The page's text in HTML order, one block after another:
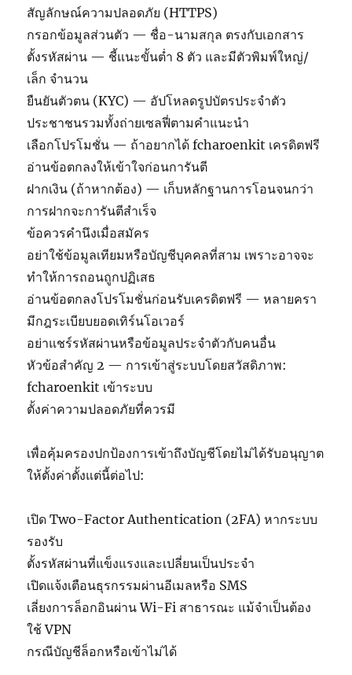
สัญลักษณ์ความปลอดภัย (HTTPS)
กรอกข้อมูลส่วนตัว — ชื่อ-นามสกุล ตรงกับเอกสาร
ตั้งรหัสผ่าน — ชี้แนะขั้นต่ำ 8 ตัว และมีตัวพิมพ์ใหญ่/
เล็ก จำนวน
ยืนยันตัวตน (KYC) — อัปโหลดรูปบัตรประจำตัว
ประชาชนรวมทั้งถ่ายเซลฟี่ตามคำแนะนำ
เลือกโปรโมชั่น — ถ้าอยากได้ fcharoenkit เครดิตฟรี
อ่านข้อตกลงให้เข้าใจก่อนการันตี
ฝากเงิน (ถ้าหากต้อง) — เก็บหลักฐานการโอนจนกว่า
การฝากจะการันตีสำเร็จ
ข้อควรคำนึงเมื่อสมัคร
อย่าใช้ข้อมูลเทียมหรือบัญชีบุคคลที่สาม เพราะอาจจะ
ทำให้การถอนถูกปฏิเสธ
อ่านข้อตกลงโปรโมชั่นก่อนรับเครดิตฟรี — หลายครา
มีกฎระเบียบยอดเทิร์นโอเวอร์
อย่าแชร์รหัสผ่านหรือข้อมูลประจำตัวกับคนอื่น
หัวข้อสำคัญ 2 — การเข้าสู่ระบบโดยสวัสดิภาพ:
fcharoenkit เข้าระบบ
ตั้งค่าความปลอดภัยที่ควรมี
เพื่อคุ้มครองปกป้องการเข้าถึงบัญชีโดยไม่ได้รับอนุญาต
ให้ตั้งค่าตั้งแต่นี้ต่อไป:
เปิด Two-Factor Authentication (2FA) หากระบบ
รองรับ
ตั้งรหัสผ่านที่แข็งแรงและเปลี่ยนเป็นประจำ
เปิดแจ้งเตือนธุรกรรมผ่านอีเมลหรือ SMS
เลี่ยงการล็อกอินผ่าน Wi-Fi สาธารณะ แม้จำเป็นต้อง
ใช้ VPN
กรณีบัญชีล็อกหรือเข้าไม่ได้